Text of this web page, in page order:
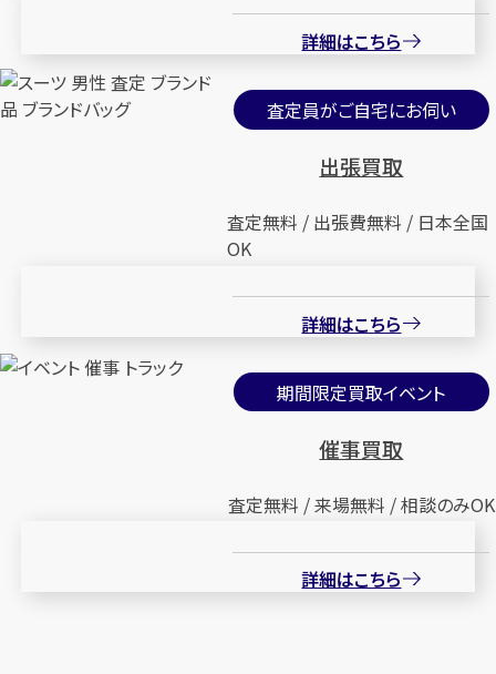
財布
買取参考価格 10,000円
店舗買取
買取参考価格 3,000円
財布
店舗買取
詳細はこちら
査定員がご自宅にお伺い
出張買取
査定無料 / 出張費無料 / 日本全国
OK
詳細はこちら
期間限定買取イベント
催事買取
査定無料 / 来場無料 / 相談のみOK
詳細はこちら